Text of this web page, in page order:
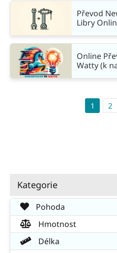
Převod
Libry
Online
Watty (k
1 2
Kategorie
Pohoda
Hmotnost
Délka